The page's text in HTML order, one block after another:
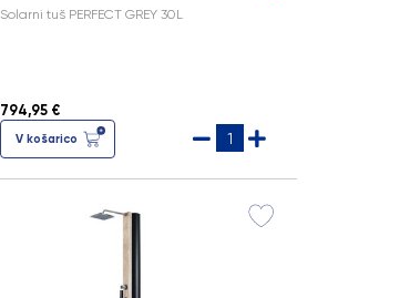
Solarni tuš PERFECT GREY 30L
794,95 €
V košarico